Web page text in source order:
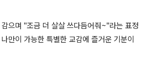
으며 "조금 더 살살 쓰다듬어줘~"라는 표정
만이 가능한 특별한 교감에 즐거운 기분이